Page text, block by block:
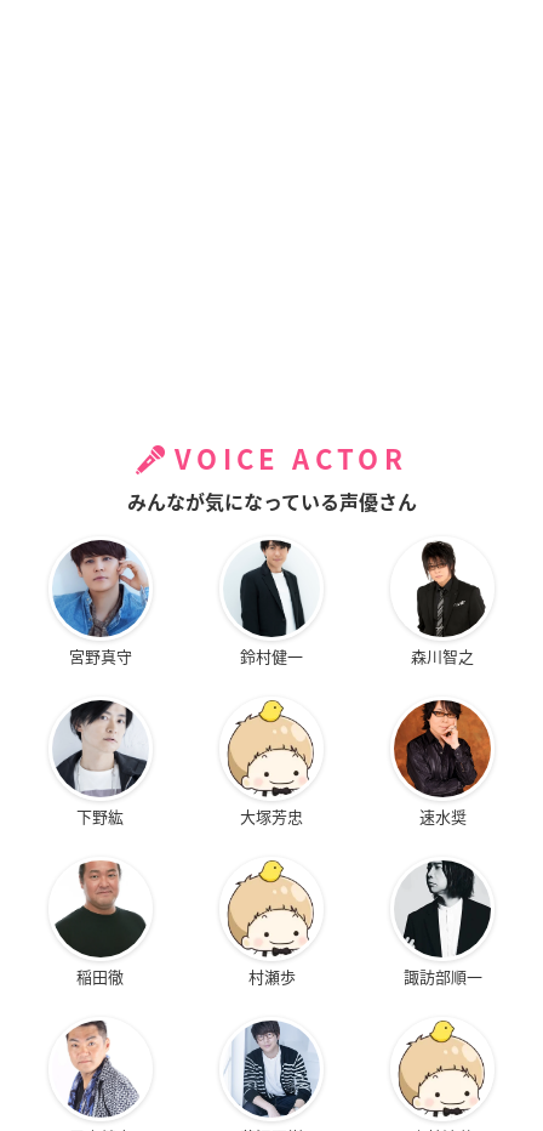
VOICE ACTOR
みんなが気になっている声優さん
宮野真守 鈴村健一 森川智之
下野紘 大塚芳忠 速水奨
稲田徹 村瀬歩 諏訪部順一